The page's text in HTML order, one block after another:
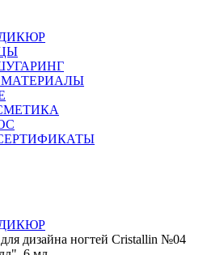
дизайна ногтей Cristallin №04